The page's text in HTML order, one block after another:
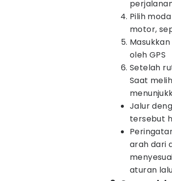
Pilih
motor,
oleh GPS
Setelah
Saat
Jalur
tersebut
arah dari
aturan